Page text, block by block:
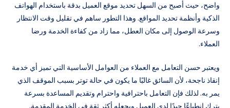
واضح، حيث أصبح من السهل تحديد موقع العميل بدقة باستخدام الهواتف
الذكية وأنظمة تحديد المواقع. وهذا التطور ساهم في تقليل وقت الانتظار
وسرعة الوصول إلى مكان العطل، مما زاد من كفاءة الخدمة ورضا
العملاء.
ويعتبر حسن التعامل مع العملاء من العوامل الأساسية التي تميز أي خدمة
إنقاذ ناجحة، لأن السائق غالبًا ما يكون في حالة توتر بسبب الموقف الذي
يمر به. لذلك فإن التعامل باحترافية واحترام وتقديم المساعدة بسرعة
يترك انطباعًا جيدًا لدى العميل ويجعله أكثر ثقة في الخدمة المقدمة.